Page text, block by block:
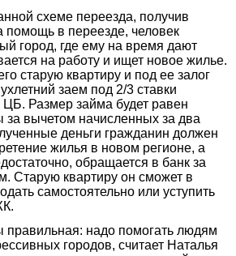
схеме переезда, получив
в переезде, человек
город, где ему на время дают
на работу и ищет новое жилье.
старую квартиру и под ее залог
заем под 2/3 ставки
Размер займа будет равен
за вычетом начисленных за два
деньги гражданин должен
жилья в новом регионе, а
обращается в банк за
Старую квартиру он сможет в
самостоятельно или уступить
правильная: надо помогать людям
городов, считает Наталья